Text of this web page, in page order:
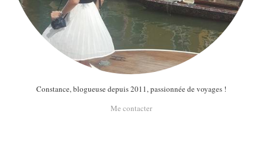
Constance, blogueuse depuis 2011, passionnée de voyages !
Me contacter